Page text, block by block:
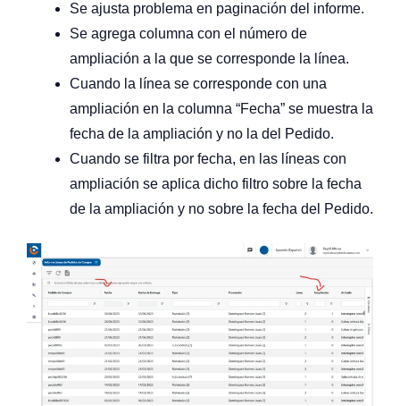
Se ajusta problema en paginación del informe.
Se agrega columna con el número de
ampliación a la que se corresponde la línea.
Cuando la línea se corresponde con una
ampliación en la columna “Fecha” se muestra la
fecha de la ampliación y no la del Pedido.
Cuando se filtra por fecha, en las líneas con
ampliación se aplica dicho filtro sobre la fecha
de la ampliación y no sobre la fecha del Pedido.